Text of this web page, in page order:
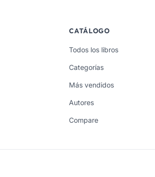
CATÁLOGO
Todos los libros
Categorías
Más vendidos
Autores
Compare